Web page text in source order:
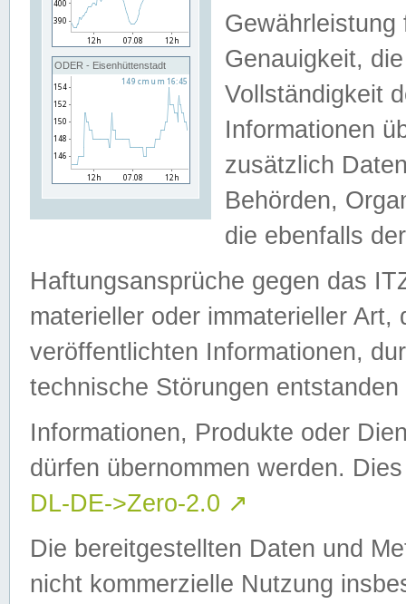
ODER - Eisenhüttenstadt
Genauigkeit,
Vollständigkeit
Informationen
zusätzlich
Behörden,
die ebenfalls
Haftungsansprüche gegen das
materieller oder immaterieller
veröffentlichten Informationen,
technische Störungen
Informationen, Produkte oder
dürfen übernommen werden.
DL-DE->Zero-2.0 ↗
Die bereitgestellten Daten und
nicht kommerzielle Nutzung